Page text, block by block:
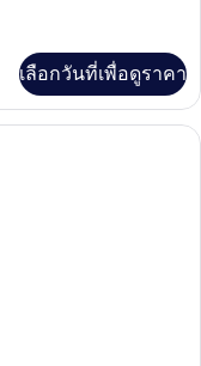
เลือกวันที่เพื่อดูราคา